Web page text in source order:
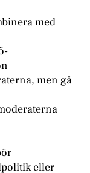
med
men gå
eller